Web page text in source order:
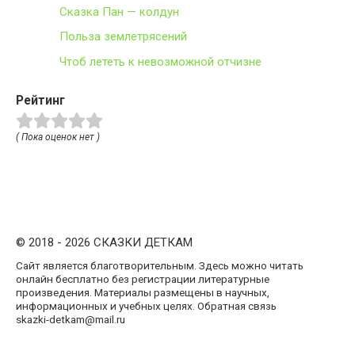
Сказка Пан — колдун
Польза землетрясений
Чтоб лететь к невозможной отчизне
Рейтинг
( Пока оценок нет )
© 2018 - 2026 СКАЗКИ ДЕТКАМ
Сайт является благотворительным. Здесь можно читать
онлайн бесплатно без регистрации литературные
произведения. Материалы размещены в научных,
информационных и учебных целях. Обратная связь
skazki-detkam@mail.ru